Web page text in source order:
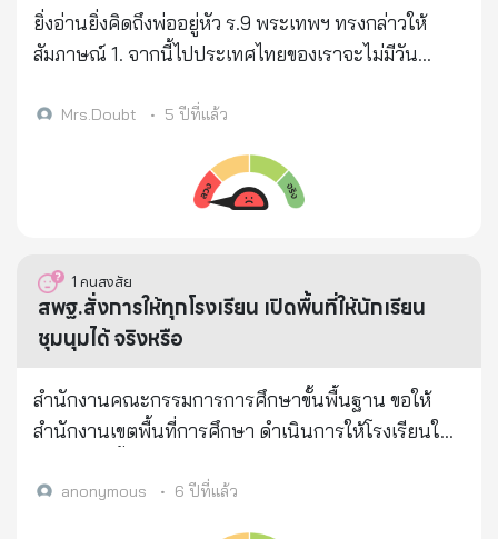
ยิ่งอ่านยิ่งคิดถึงพ่ออยู่หัว ร.9 พระเทพฯ ทรงกล่าวให้
สัมภาษณ์ 1. จากนี้ไปประเทศไทยของเราจะไม่มีวัน
เก่าและรุ่นใหม่อาจชัดเจนขึ้น มันคือการเปลี่ยนผ่านใน
สิทธิ์กลัว และควรกลัว แต่จงตระหนัก เตรียมพร้อมรับมือ
กับความเปลี่ยนแปลงด้วยสติปัญญา 2. พ่อคือตัวแทน
เพียง ในวันที่ประเทศไทยกำลังถูกปั่นด้วยกระแสความ
โลภ จงหยิบภูมิปัญญาของท่านมาใช้ให้เกิดประโยชน์
จดจำหลอดยาสีฟันของท่านไว้ จดจำการแต่งกายที่เรียบ
พึ่งพาตนเองได้จงพึ่งพา อะไรที่แบ่งปันได้จงแบ่งปัน เมื่อ
ยืนด้วยลำแข้งตัวเองได้แล้ว เราจะพึ่งพาผู้อื่นน้อยลง 3.
ข้ามมหาสมุทรโดยไม่เคยถามว่าเมื่อไหร่จะถึงฝั่ง ความ
Mrs.Doubt • 5 ปีที่แล้ว
1 คนสงสัย
สพฐ.สั่งการให้ทุกโรงเรียน เปิดพื้นที่ให้นักเรียน
ชุมนุมได้ จริงหรือ
สำนักงานคณะกรรมการการศึกษาขั้นพื้นฐาน ขอให้
สำนักงานเขตพื้นที่การศึกษา ดำเนินการให้โรงเรียนใน
แสดงความคิดเห็นภายใต้หลักการและเงื่อนไขที่กฎหมาย
anonymous • 6 ปีที่แล้ว